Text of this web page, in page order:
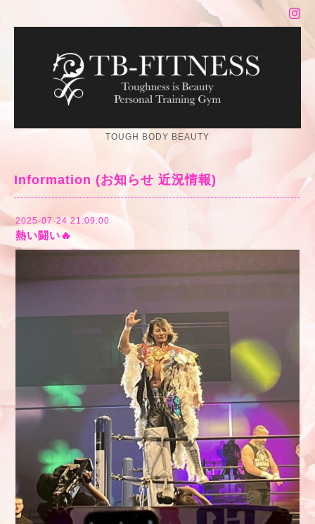
TOUGH BODY BEAUTY
Information (お知らせ 近況情報)
2025-07-24 21:09:00
熱い闘い🔥